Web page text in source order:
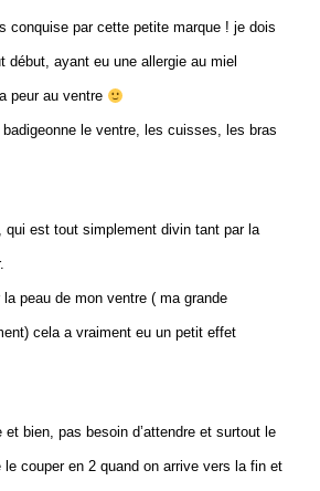
conquise par cette petite marque ! je dois
début, ayant eu une allergie au miel
peur au ventre
badigeonne le ventre, les cuisses, les bras
qui est tout simplement divin tant par la
la peau de mon ventre ( ma grande
cela a vraiment eu un petit effet
et bien, pas besoin d’attendre et surtout le
couper en 2 quand on arrive vers la fin et